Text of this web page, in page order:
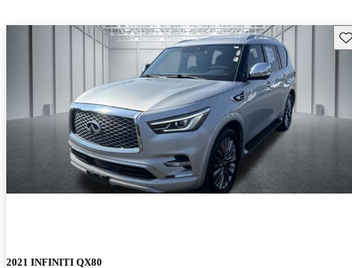
2021 INFINITI QX80